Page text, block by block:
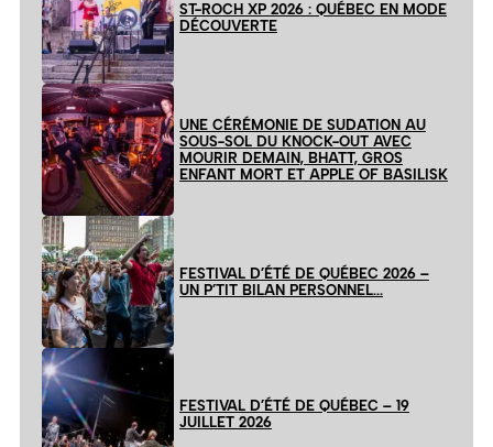
ST-ROCH XP 2026 : QUÉBEC EN MODE
DÉCOUVERTE
UNE CÉRÉMONIE DE SUDATION AU
SOUS-SOL DU KNOCK-OUT AVEC
MOURIR DEMAIN, BHATT, GROS
ENFANT MORT ET APPLE OF BASILISK
FESTIVAL D’ÉTÉ DE QUÉBEC 2026 –
UN P’TIT BILAN PERSONNEL…
FESTIVAL D’ÉTÉ DE QUÉBEC – 19
JUILLET 2026